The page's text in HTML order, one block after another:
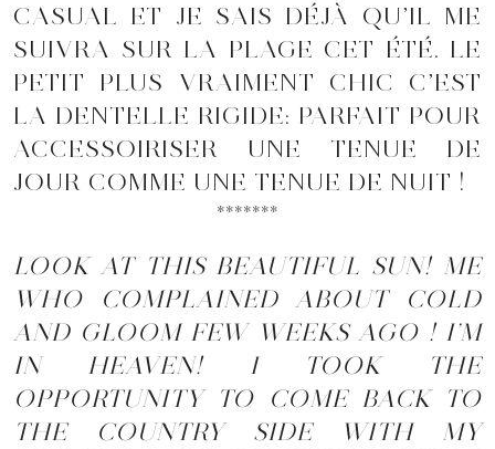
CASUAL ET JE SAIS DÉJÀ QU’IL ME
SUIVRA SUR LA PLAGE CET ÉTÉ. LE
PETIT PLUS VRAIMENT CHIC C’EST
LA DENTELLE RIGIDE: PARFAIT POUR
ACCESSOIRISER UNE TENUE DE
JOUR COMME UNE TENUE DE NUIT !
*******
LOOK AT THIS BEAUTIFUL SUN! ME
WHO COMPLAINED ABOUT COLD
AND GLOOM FEW WEEKS AGO ! I’M
IN HEAVEN! I TOOK THE
OPPORTUNITY TO COME BACK TO
THE COUNTRY SIDE WITH MY